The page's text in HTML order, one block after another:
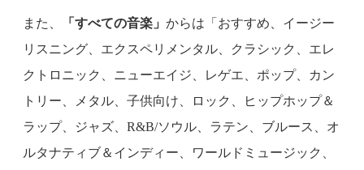
また、 「すべての音楽」 からは「おすすめ、イージー
リスニング、エクスペリメンタル、クラシック、エレ
クトロニック、ニューエイジ、レゲエ、ポップ、カン
トリー、メタル、子供向け、ロック、ヒップホップ＆
ラップ、ジャズ、R&B/ソウル、ラテン、ブルース、オ
ルタナティブ＆インディー、ワールドミュージック、